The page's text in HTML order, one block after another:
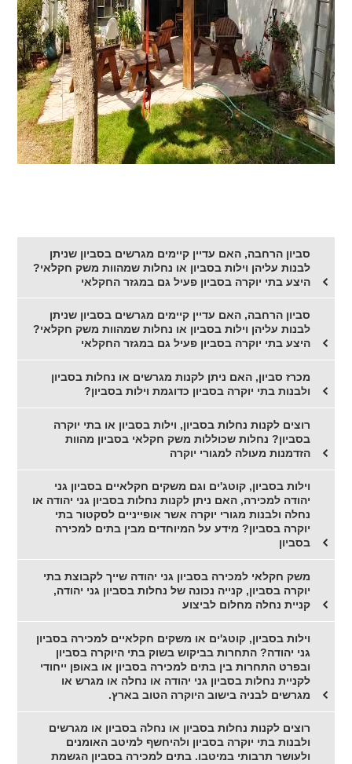
סביון הרחבה, האם עדיין קיימים מגרשים בסביון שניתן
לבנות עליהן וילות בסביון או נחלות שמהוות משק חקלאי?
היצע בתי יוקרה בסביון פעיל גם במגזר החקלאי
סביון הרחבה, האם עדיין קיימים מגרשים בסביון שניתן
לבנות עליהן וילות בסביון או נחלות שמהוות משק חקלאי?
היצע בתי יוקרה בסביון פעיל גם במגזר החקלאי
מכרז סביון, האם ניתן לקנות מגרשים או נחלות בסביון
ולבנות בתי יוקרה בסביון כדוגמת וילות בסביון?
רוצים לקנות נחלות בסביון, וילות בסביון או בתי יוקרה
בסביון? נחלות שכוללות משק חקלאי בסביון מהוות
הזדמנות מעולה למגורי יוקרה
וילות בסביון, קוטג'ים וגם משקים חקלאיים בסביון גני
יהודה למכירה, האם ניתן לקנות נחלות בסביון גני יהודה או
נחלה ולבנות מגורי יוקרה אשר אופייניים לסקטור בתי
יוקרה בסביון? מידע על המיוחדים מבין בתים למכירה
בסביון
משק חקלאי למכירה בסביון גני יהודה שייך לקבוצת בתי
יוקרה בסביון, קנייה נכונה של נחלות בסביון גני יהודה,
קניית נחלה מחלום לביצוע
וילות בסביון, קוטג'ים או משקים חקלאיים למכירה בסביון
גני יהודה? התחרות בביקוש בשוק בתי היוקרה בסביון
ובפרט התחרות בין בתים למכירה בסביון או באופן ייחודי
לקניית נחלות בסביון גני יהודה או נחלה או מגרש או
מגרשים לבניה בישוב היוקרה הטוב בארץ.
רוצים לקנות נחלות בסביון או נחלה בסביון או מגרשים
ולבנות בתי יוקרה בסביון ולהיחשף למיטב האומנים
ולעושר תרבותי במיטבו. בתים למכירה בסביון הגשמת